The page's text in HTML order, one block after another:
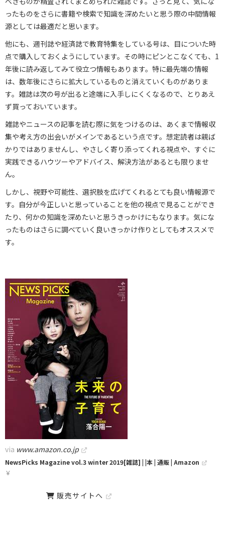
ったものをさらに書籍や検索で知識を深めたいと思う際の中間情報
源としては最適だと思います。
他にも、週刊誌や経済誌で教育特集をしている号は、目についた時
点で購入しておくようにしています。その時にピンとこなくても、1
年後に読み返してみて役立つ情報もあります。特に最先端の情報
は、数年後にさらに拡大しているものと消えていくものがありま
す。雑誌は次の号が出ると途端に入手しにくくなるので、とりあえ
ず買っておいています。
雑誌やニュースの記事を読む際に気をつけるのは、あくまで情報収
集や考え方の出会いがメインであるという点です。想定読者は親ば
かりではありませんし、やさしく寄り添ってくれる視点や、すぐに
実践できるハウツーやアドバイス、解決方法があるとも限りませ
ん。
しかし、視野や可能性、選択肢を広げてくれるとても良い情報源で
す。自分が今正しいと思っていることを他の視点で見ることができ
たり、何かの知識を深めたいと思うきっかけにもなります。気にな
ったものはさらに調べていく良いきっかけ作りとしてもオススメで
す。
via www.amazon.co.jp
NewsPicks Magazine vol.3 winter 2019[雑誌] | |本 | 通販 | Amazon
￥
販売サイトへ